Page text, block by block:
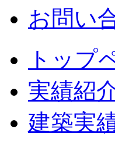
お問い
トップ
実績紹
建築実